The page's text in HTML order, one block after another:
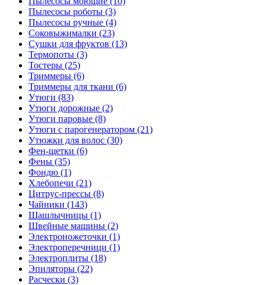
Пылесосы роботы (3)
Пылесосы ручные (4)
Соковыжималки (23)
Сушки для фруктов (13)
Термопоты (3)
Тостеры (25)
Триммеры (6)
Триммеры для ткани (6)
Утюги (83)
Утюги дорожные (2)
Утюги паровые (8)
Утюги с парогенератором (21)
Утюжки для волос (30)
Фен-щетки (6)
Фены (35)
Фондю (1)
Хлебопечи (21)
Цитрус-прессы (8)
Чайники (143)
Шашлычницы (1)
Швейные машины (2)
Электроножеточки (1)
Электроперечници (1)
Электроплиты (18)
Эпиляторы (22)
Расчески (3)